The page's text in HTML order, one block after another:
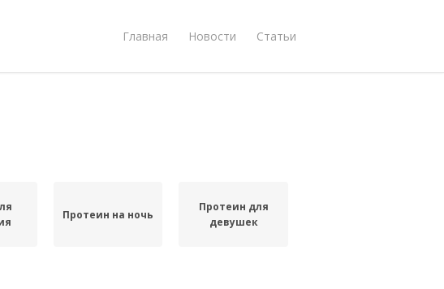
Главная Новости Статьи
Протеин на ночь
Протеин для
девушек